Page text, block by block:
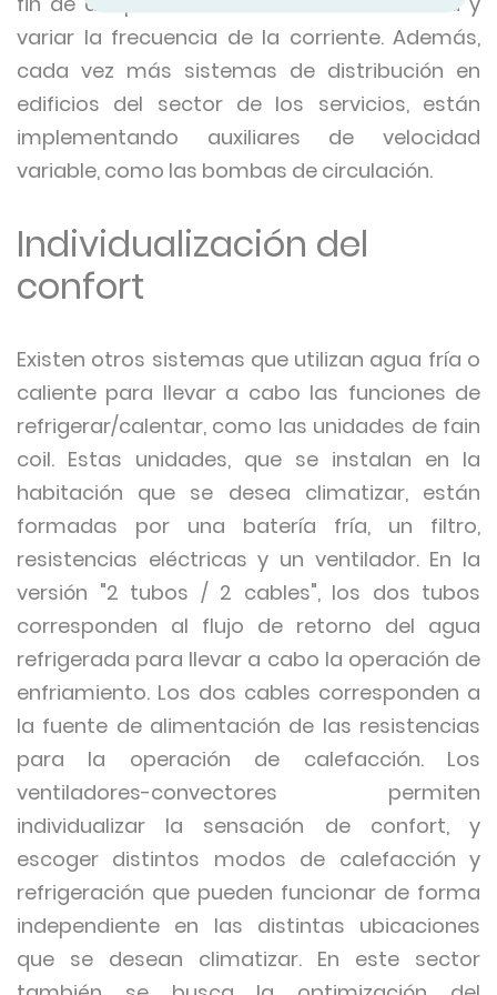
variar la frecuencia de la corriente. Además,
cada vez más sistemas de distribución en
edificios del sector de los servicios, están
implementando auxiliares de velocidad
variable, como las bombas de circulación.
Individualización del
confort
Existen otros sistemas que utilizan agua fría o
caliente para llevar a cabo las funciones de
refrigerar/calentar, como las unidades de fain
coil. Estas unidades, que se instalan en la
habitación que se desea climatizar, están
formadas por una batería fría, un filtro,
resistencias eléctricas y un ventilador. En la
versión "2 tubos / 2 cables", los dos tubos
corresponden al flujo de retorno del agua
refrigerada para llevar a cabo la operación de
enfriamiento. Los dos cables corresponden a
la fuente de alimentación de las resistencias
para la operación de calefacción. Los
ventiladores-convectores permiten
individualizar la sensación de confort, y
escoger distintos modos de calefacción y
refrigeración que pueden funcionar de forma
independiente en las distintas ubicaciones
que se desean climatizar. En este sector